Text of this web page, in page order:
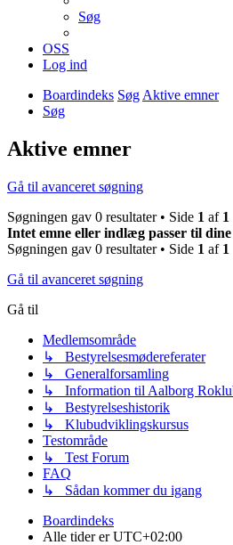
Søg
OSS
Log ind
Boardindeks SøgAktive emner
Søg
Aktive emner
Gå til avanceret søgning
Søgningen gav 0 resultater • Side 1 af 1
Intet emne eller indlæg passer til
Søgningen gav 0 resultater • Side 1 af 1
Gå til avanceret søgning
Gå til
Medlemsområde
↳ Bestyrelsesmødereferater
↳ Generalforsamling
↳ Information til Aalborg
↳ Bestyrelseshistorik
↳ Klubudviklingskursus
Testområde
↳ Test Forum
FAQ
↳ Sådan kommer du igang
Boardindeks
Alle tider erUTC+02:00